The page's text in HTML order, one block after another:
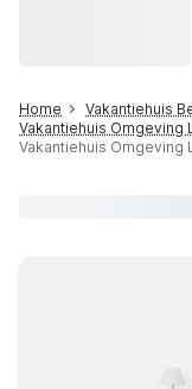
Home
Vakantiehuis
Vakantiehuis Omgeving
Vakantiehuis Omgeving